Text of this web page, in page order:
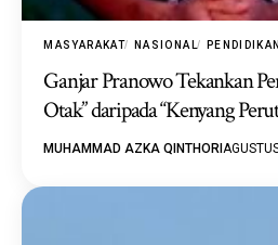
MASYARAKAT NASIONAL PENDIDIKAN
Ganjar Pranowo Tekankan
Otak” daripada “Kenyang
MUHAMMAD AZKA QINTHORI